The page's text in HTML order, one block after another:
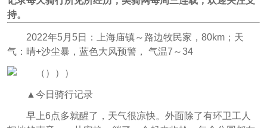
持。
2022年5月5日：上海庙镇～路边牧民家，80km；天
气：晴+沙尘暴，蓝色大风预警， 气温7～34
▲今日骑行记录
早上6点多就醒了，天气很凉快。外面除了有环卫工人